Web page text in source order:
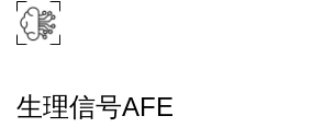
生理信号AFE